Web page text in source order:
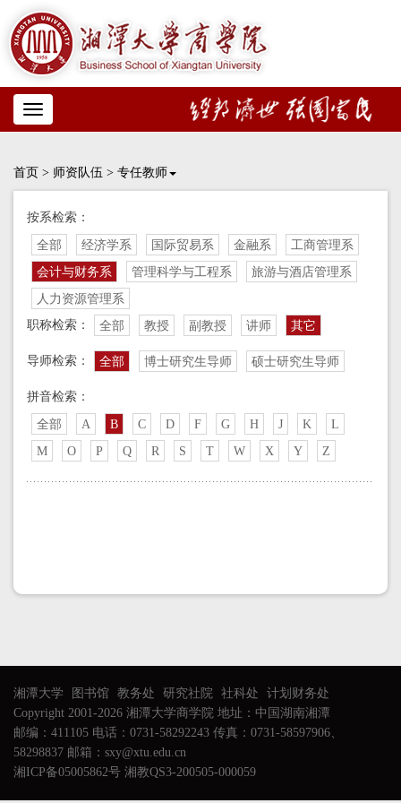
Toggle
navigation
首页 > 师资队伍 > 专任教师
按系检索：
全部 经济学系 国际贸易系 金融系
工商管理系
会计与财务系
管理科学与工程系
旅游与酒店管理系
人力资源管理系
职称检索：
全部 教授 副教授 讲师 其它
导师检索： 全部 博士研究生导师 硕士研究生导师
拼音检索：
全部 A B C D F G H J K
L
M
O P Q R S T W X Y Z
湘潭大学 图书馆 教务处 研究社院 社科处
计划财务处
Copyright 2001-2026 湘潭大学商学院 地址：中国湖南湘潭
邮编：411105 电话：0731-58292243 传真：0731-58597906、
58298837 邮箱：sxy@xtu.edu.cn
湘ICP备05005862号 湘教QS3-200505-000059